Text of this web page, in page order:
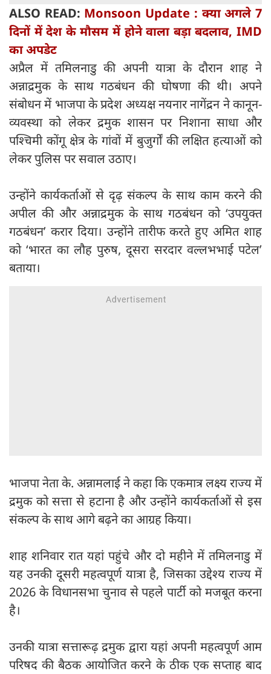
ALSO READ: Monsoon Update : क्या अगले 7
दिनों में देश के मौसम में होने वाला बड़ा बदलाव, IMD
का अपडेट
अप्रैल में तमिलनाडु की अपनी यात्रा के दौरान शाह ने
अन्नाद्रमुक के साथ गठबंधन की घोषणा की थी। अपने
संबोधन में भाजपा के प्रदेश अध्यक्ष नयनार नागेंद्रन ने कानून-
व्यवस्था को लेकर द्रमुक शासन पर निशाना साधा और
पश्चिमी कोंगू क्षेत्र के गांवों में बुजुर्गों की लक्षित हत्याओं को
लेकर पुलिस पर सवाल उठाए।
उन्होंने कार्यकर्ताओं से दृढ़ संकल्प के साथ काम करने की
अपील की और अन्नाद्रमुक के साथ गठबंधन को ‘उपयुक्त
गठबंधन’ करार दिया। उन्होंने तारीफ करते हुए अमित शाह
को ‘भारत का लौह पुरुष, दूसरा सरदार वल्लभभाई पटेल’
बताया।
भाजपा नेता के. अन्नामलाई ने कहा कि एकमात्र लक्ष्य राज्य में
द्रमुक को सत्ता से हटाना है और उन्होंने कार्यकर्ताओं से इस
संकल्प के साथ आगे बढ़ने का आग्रह किया।
शाह शनिवार रात यहां पहुंचे और दो महीने में तमिलनाडु में
यह उनकी दूसरी महत्वपूर्ण यात्रा है, जिसका उद्देश्य राज्य में
2026 के विधानसभा चुनाव से पहले पार्टी को मजबूत करना
है।
उनकी यात्रा सत्तारूढ़ द्रमुक द्वारा यहां अपनी महत्वपूर्ण आम
परिषद की बैठक आयोजित करने के ठीक एक सप्ताह बाद